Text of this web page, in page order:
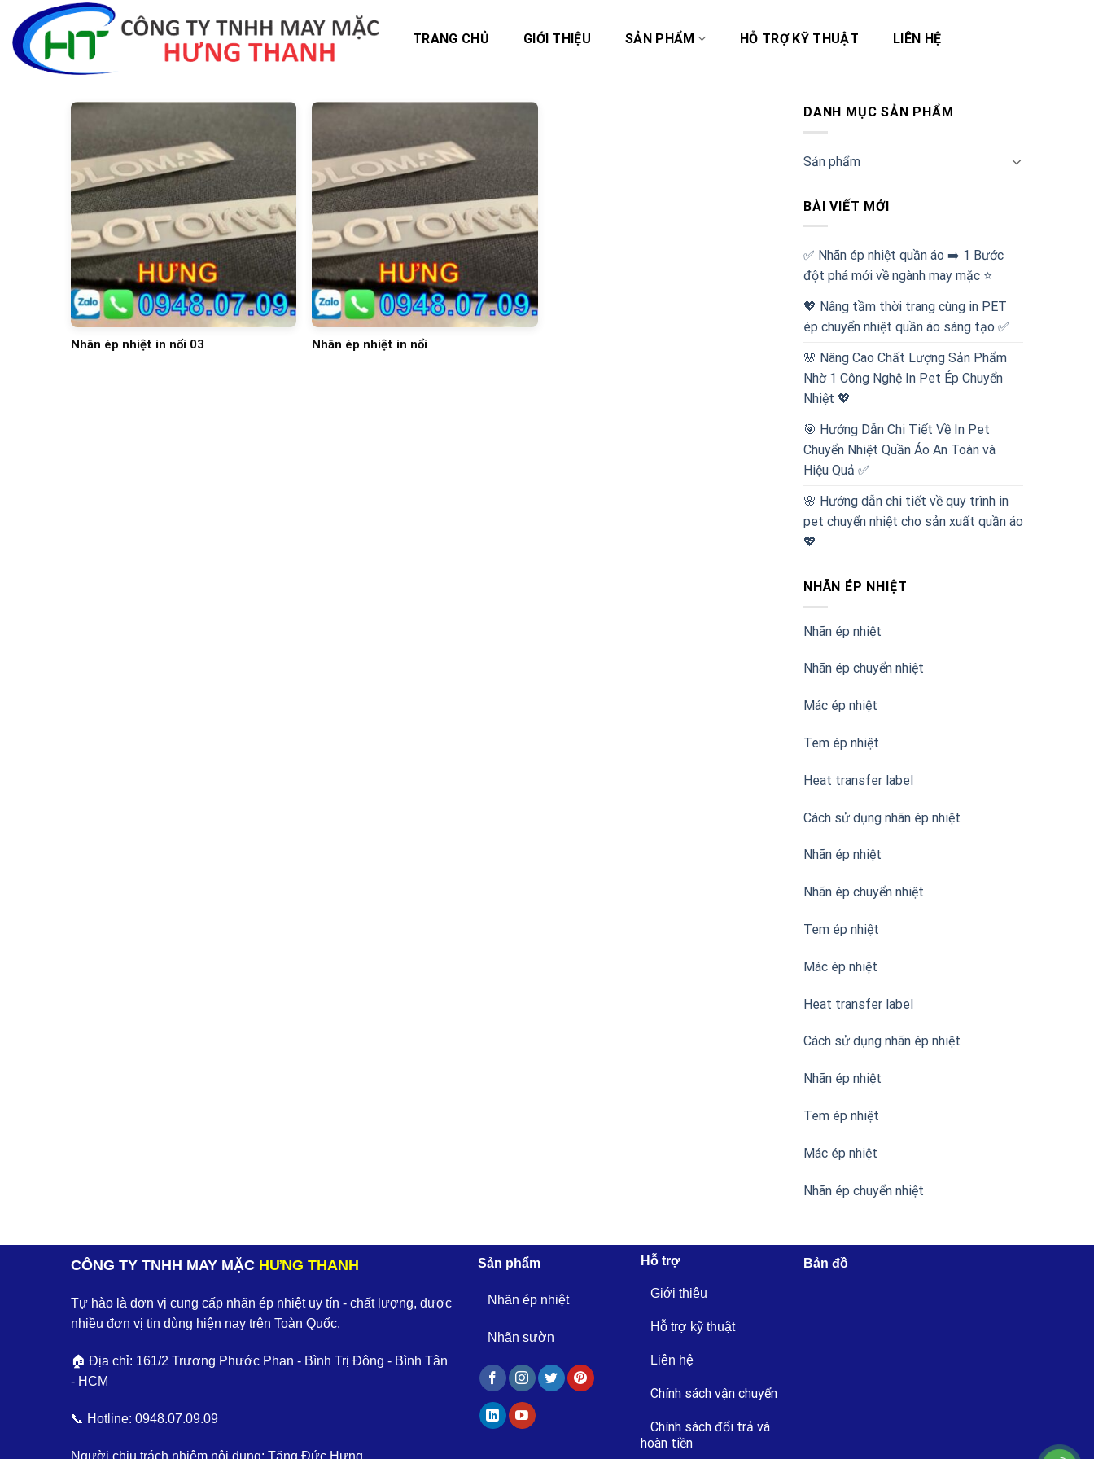
content
TRANG CHỦ GIỚI THIỆU SẢN PHẨM HỖ TRỢ KỸ THUẬT LIÊN HỆ
Nhãn ép nhiệt in nổi 03 Nhãn ép nhiệt in nổi
DANH MỤC SẢN PHẨM
Sản phẩm
BÀI VIẾT MỚI
✅‪ Nhãn ép nhiệt quần áo ➡️ 1 Bước
đột phá mới về ngành may mặc ⭐️
💖 Nâng tầm thời trang cùng in PET
ép chuyển nhiệt quần áo sáng tạo ✅
🌸 Nâng Cao Chất Lượng Sản Phẩm
Nhờ 1 Công Nghệ In Pet Ép Chuyển
Nhiệt 💖
🎯 Hướng Dẫn Chi Tiết Về In Pet
Chuyển Nhiệt Quần Áo An Toàn và
Hiệu Quả ✅
🌸 Hướng dẫn chi tiết về quy trình in
pet chuyển nhiệt cho sản xuất quần áo
💖
NHÃN ÉP NHIỆT
Nhãn ép nhiệt
Nhãn ép chuyển nhiệt
Mác ép nhiệt
Tem ép nhiệt
Heat transfer label
Cách sử dụng nhãn ép nhiệt
Nhãn ép nhiệt
Nhãn ép chuyển nhiệt
Tem ép nhiệt
Mác ép nhiệt
Heat transfer label
Cách sử dụng nhãn ép nhiệt
Nhãn ép nhiệt
Tem ép nhiệt
Mác ép nhiệt
Nhãn ép chuyển nhiệt
CÔNG TY TNHH MAY MẶC HƯNG THANH
Tự hào là đơn vị cung cấp nhãn ép nhiệt uy tín - chất lượng, được
nhiều đơn vị tin dùng hiện nay trên Toàn Quốc.
🏠 Địa chỉ: 161/2 Trương Phước Phan - Bình Trị Đông - Bình Tân
- HCM
📞 Hotline: 0948.07.09.09
Người chịu trách nhiệm nội dung: Tăng Đức Hưng
Sản phẩm
Nhãn ép nhiệt
Nhãn sườn
Hỗ trợ
Giới thiệu
Hỗ trợ kỹ thuật
Liên hệ
Chính sách vận chuyển
Chính sách đổi trả và
hoàn tiền
Bản đồ